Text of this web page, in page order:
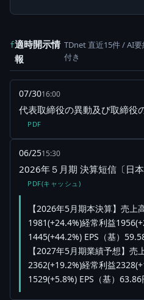
f適時開示情
報
TDnet 直近15件 / AI要
付き
07/3016:00
代表取締役の異動及び取締役
PDF
06/2515:30
2026年５月期 決算短信〔日本
PDF(キャッシュ)
【2026年5月期本決算】売上
1981(+24.4%)経常利益
1445(+44.2%) EPS（基）
【2027年5月期業績予想】
2362(+19.2%)経常利益
1529(+5.8%) EPS（基）